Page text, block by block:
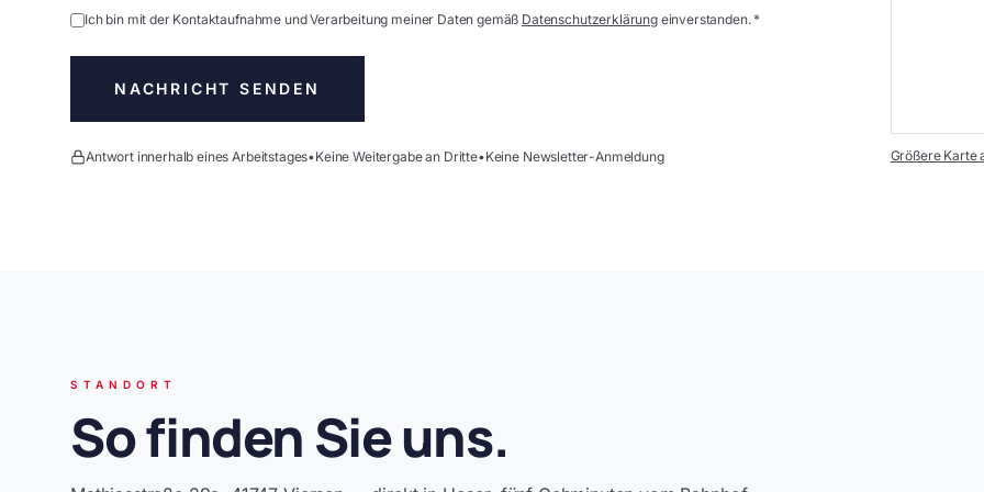
Ich bin mit der Kontaktaufnahme und Verarbeitung meiner Daten gemäß Datenschutzerklärungeinverstanden. *
NACHRICHT SENDEN
Antwort innerhalb eines Arbeitstages•Keine Weitergabe an Dritte•Keine Newsletter-Anmeldung Größere Karte
STANDORT
So finden Sie uns.